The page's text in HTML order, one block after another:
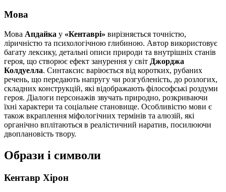
Мова
Мова Апдайка у «Кентаврі» вирізняється точністю,
ліричністю та психологічною глибиною. Автор використовує
багату лексику, детальні описи природи та внутрішніх станів
героя, що створює ефект занурення у світ Джорджа
Колдуелла. Синтаксис варіюється від коротких, рубаних
речень, що передають напругу чи розгубленість, до розлогих,
складних конструкцій, які відображають філософські роздуми
героя. Діалоги персонажів звучать природно, розкриваючи
їхні характери та соціальне становище. Особливістю мови є
також вкраплення міфологічних термінів та алюзій, які
органічно вплітаються в реалістичний наратив, посилюючи
двоплановість твору.
Образи і символи
Кентавр Хірон